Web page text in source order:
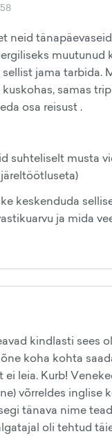
neid
sellist jama
samas
osa reisust .
suhteliselt musta
keskenduda
ja mida
kindlasti sees
koha kohta
ei leia. Kurb!
võrreldes
tänava nime
oli tehtud